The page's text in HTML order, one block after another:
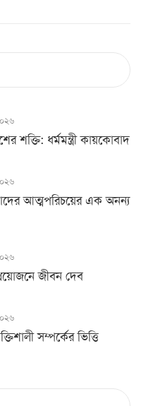
শক্তি: ধর্মমন্ত্রী কায়কোবাদ
আত্মপরিচয়ের এক অনন্য
জীবন দেব
সম্পর্কের ভিত্তি